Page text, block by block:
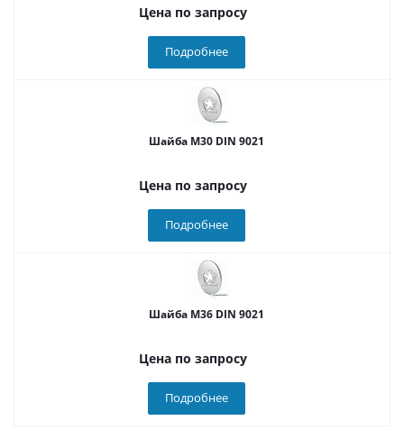
Цена по запросу
Подробнее
Шайба М30 DIN 9021
Цена по запросу
Подробнее
Шайба М36 DIN 9021
Цена по запросу
Подробнее